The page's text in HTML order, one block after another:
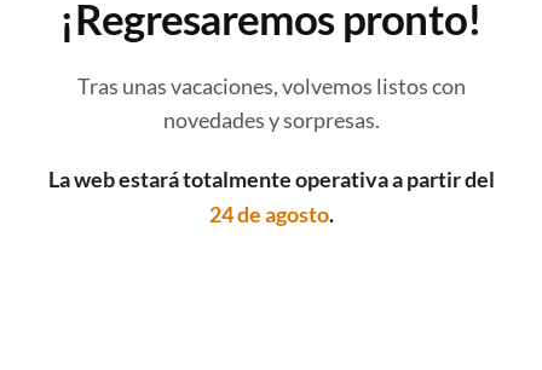
¡Regresaremos pronto!
Tras unas vacaciones, volvemos listos con
novedades y sorpresas.
La web estará totalmente operativa a partir del
24 de agosto.